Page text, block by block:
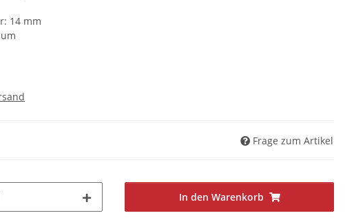
14 mm
Frage zum Artikel
In den Warenkorb